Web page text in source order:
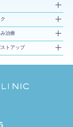
治療
トアップ